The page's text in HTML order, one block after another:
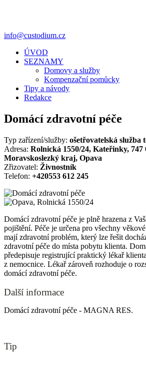
info@custodium.cz
ÚVOD
SEZNAMY
Domovy a služby
Kompenzační pomůcky
Tipy a návody
Redakce
Domácí zdravotní péče
Typ zařízení/služby: ošetřovatelská služba
Adresa: Rolnická 1550/24, Kateřinky, 747
Moravskoslezký kraj, Opava
Zřizovatel: Živnostník
Telefon: +420553 612 245
Domácí zdravotní péče je plně hrazena z
pojištění. Péče je určena pro všechny
mají zdravotní problém, který lze řešit
zdravotní péče do místa pobytu klienta.
předepisuje registrující praktický lékař
z nemocnice. Lékař zároveň rozhoduje o
domácí zdravotní péče.
Další informace
Domácí zdravotní péče - MAGNA RES.
Tip